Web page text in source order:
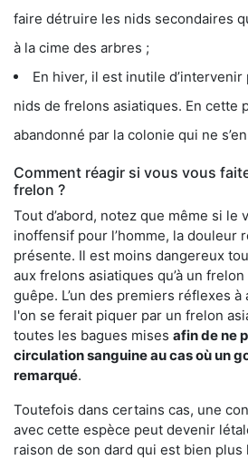
faire détruire les nids secondaires
à la cime des arbres ;
En hiver, il est inutile
nids de frelons asiatiques. En cette
abandonné par la colonie qui ne
Comment réagir si vous vous
frelon ?
Tout d’abord, notez que même si le
inoffensif pour l’homme, la douleur
présente. Il est moins dangereux
aux frelons asiatiques qu’à un frelon
guêpe. L’un des premiers réflexes
l'on se ferait piquer par un frelon
toutes les bagues mises afin de ne
circulation sanguine au cas où un
remarqué.
Toutefois dans certains cas, une
avec cette espèce peut devenir
raison de son dard qui est bien plus